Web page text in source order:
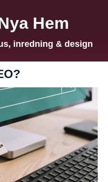
Hem
inredning & design